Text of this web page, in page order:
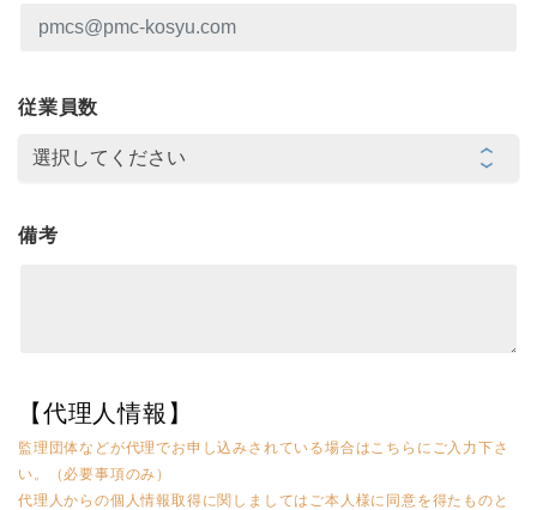
従業員数
備考
【代理人情報】
監理団体などが代理でお申し込みされている場合はこちらにご入力下さ
い。（必要事項のみ）
代理人からの個人情報取得に関しましてはご本人様に同意を得たものと